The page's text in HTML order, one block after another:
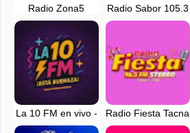
Radio Zona5
Chiclayo en vivo -
Radio Sabor 105.3
FM Chulucanas,
La 10 FM en vivo -
Lima, Peru
Radio Fiesta Tacna
en vivo - 96.5 FM